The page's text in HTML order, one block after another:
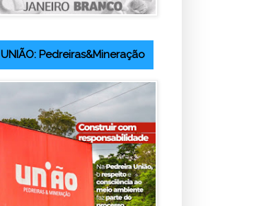
UNIÃO: Pedreiras&Mineração